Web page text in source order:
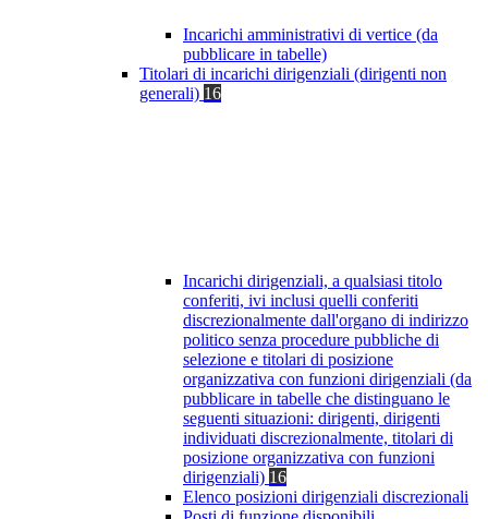
Incarichi amministrativi di vertice (da
pubblicare in tabelle)
Titolari di incarichi dirigenziali (dirigenti non
generali) 16
Incarichi dirigenziali, a qualsiasi titolo
conferiti, ivi inclusi quelli conferiti
discrezionalmente dall'organo di indirizzo
politico senza procedure pubbliche di
selezione e titolari di posizione
organizzativa con funzioni dirigenziali (da
pubblicare in tabelle che distinguano le
seguenti situazioni: dirigenti, dirigenti
individuati discrezionalmente, titolari di
posizione organizzativa con funzioni
dirigenziali) 16
Elenco posizioni dirigenziali discrezionali